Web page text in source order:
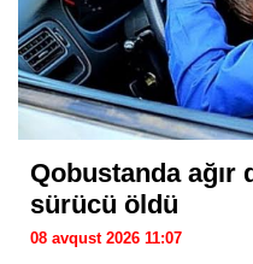
Qobustanda ağır
sürücü öldü
08 avqust 2026 11:07